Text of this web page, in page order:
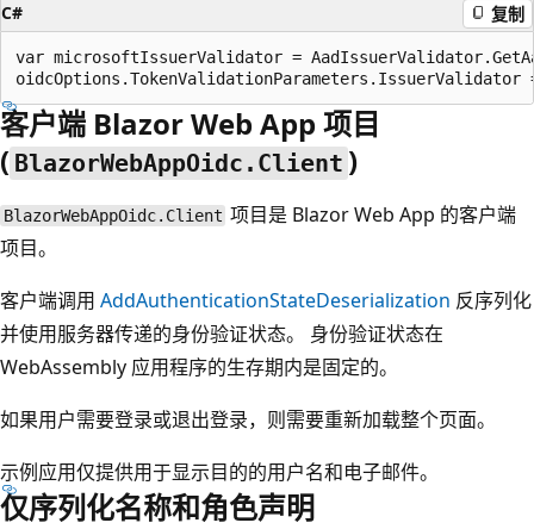
C# 复制
var microsoftIssuerValidator =
客户端 Blazor Web App 项目
( BlazorWebAppOidc.Client )
BlazorWebAppOidc.Client 项目是 Blazor Web App 的客户端
项目。
客户端调用 AddAuthenticationStateDeserialization 反序列化
并使用服务器传递的身份验证状态。 身份验证状态在
WebAssembly 应用程序的生存期内是固定的。
如果用户需要登录或退出登录，则需要重新加载整个页面。
示例应用仅提供用于显示目的的用户名和电子邮件。
仅序列化名称和角色声明